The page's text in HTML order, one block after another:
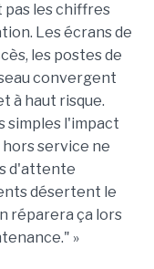
pas les chiffres
Les écrans de
les postes de
convergent
à haut risque.
simples l'impact
hors service ne
d'attente
désertent le
réparera ça lors
»